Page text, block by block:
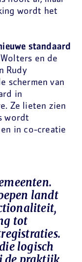
wordt het
standaard
en de
Rudy
schermen van
in
Ze lieten zien
wordt
in co-creatie
landt
tot
logisch